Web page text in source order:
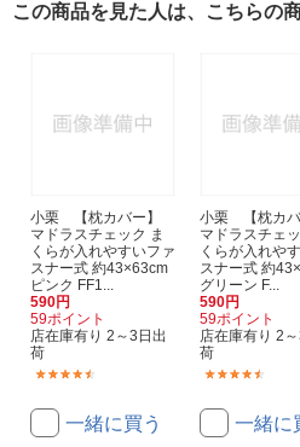
この商品を見た人は、こちらの
小栗 【枕カバー】
マドラスチェック ま
くらが入れやすいファ
スナー式 約43×63cm
ピンク FF1...
590円
59ポイント
店在庫有り 2～3日出
荷
一緒に買う
小栗 【枕カバ
マドラスチェ
くらが入れや
スナー式 約
グリーン F...
590円
59ポイント
店在庫有り 2
荷
一緒に